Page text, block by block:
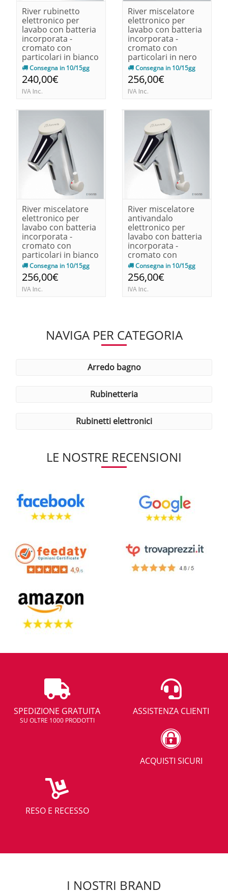
River rubinetto
elettronico per
lavabo con batteria
incorporata -
cromato con
particolari in bianco
140x90x68
Consegna in 10/15gg
240,00€
IVA Inc.
River miscelatore
elettronico per
lavabo con batteria
incorporata -
cromato con
particolari in nero
140x90x68
Consegna in 10/15gg
256,00€
IVA Inc.
River miscelatore
elettronico per
lavabo con batteria
incorporata -
cromato con
particolari in bianco
140x90x68
Consegna in 10/15gg
256,00€
IVA Inc.
River miscelatore
antivandalo
elettronico per
lavabo con batteria
incorporata -
cromato con
particolari in bianco
140x90x68
Consegna in 10/15gg
256,00€
IVA Inc.
NAVIGA PER CATEGORIA
arredo bagno
rubinetteria
rubinetti elettronici
LE NOSTRE RECENSIONI
SPEDIZIONE GRATUITA
SU OLTRE 1000 PRODOTTI
ASSISTENZA CLIENTI
ACQUISTI SICURI
RESO E RECESSO
I NOSTRI BRAND